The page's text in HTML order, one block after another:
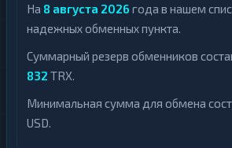
На 8 августа 2026 года в нашем
надежных обменных пункта.
Суммарный резерв обменников
832 TRX.
Минимальная сумма для обмена
USD.